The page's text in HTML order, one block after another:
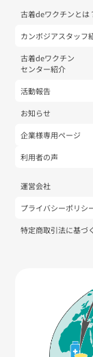
古着deワクチンとは
カンボジアスタッフ
古着deワクチン
センター紹介
活動報告
お知らせ
企業様専用ページ
利用者の声
運営会社
プライバシーポリシ
特定商取引法に基づ